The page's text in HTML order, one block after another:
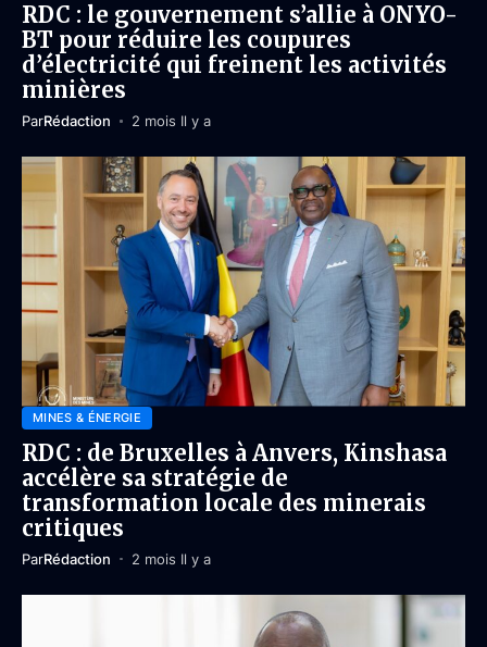
RDC : le gouvernement s’allie à ONYO-
BT pour réduire les coupures
d’électricité qui freinent les activités
minières
ParRédaction 2 mois Il y a
MINES & ÉNERGIE
RDC : de Bruxelles à Anvers, Kinshasa
accélère sa stratégie de
transformation locale des minerais
critiques
ParRédaction 2 mois Il y a